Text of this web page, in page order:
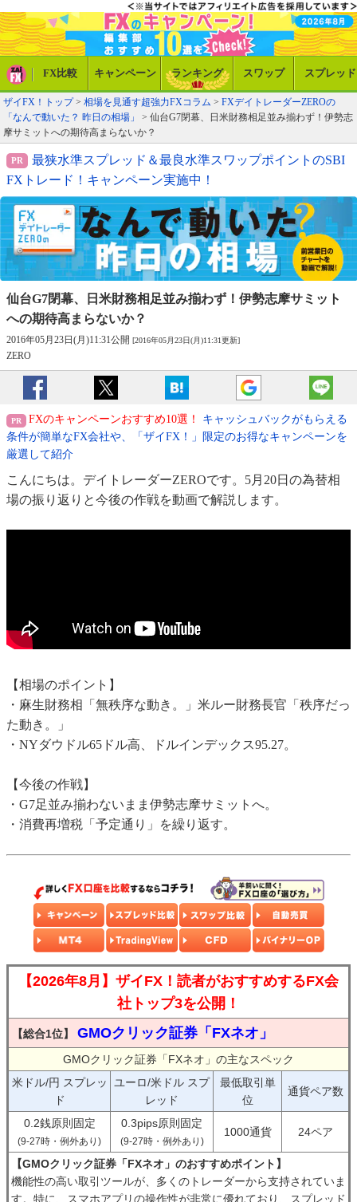
FX比較 キャンペーン ランキング スワップ スプレッド
ザイFX！トップ> 相場を見通す超強力FXコラム > FXデイトレーダーZEROの
「なんで動いた？ 昨日の相場」
> 仙台G7閉幕、日米財務相足並み揃わず！伊勢志
摩サミットへの期待高まらないか？
最狭水準スプレッド＆最良水準スワップポイントのSBI
FXトレード！キャンペーン実施中！
仙台G7閉幕、日米財務相足並み揃わず！ 伊勢志摩サミット
への期待高まらないか？
2016年05月23日(月)11:31公開 [2016年05月23日(月)11:31更新]
ZERO
FXのキャンペーンおすすめ10選！
キャッシュバックがもらえる
条件が簡単なFX会社や、「ザイFX！」限定のお得なキャンペーンを
厳選して紹介
こんにちは。デイトレーダーZEROです。5月20日の為替相
場の振り返りと今後の作戦を動画で解説します。
【相場のポイント】
・麻生財務相「無秩序な動き。」米ルー財務長官「秩序だっ
た動き。」
・NYダウドル65ドル高、ドルインデックス95.27。
【今後の作戦】
・G7足並み揃わないまま伊勢志摩サミットへ。
・消費再増税「予定通り」を繰り返す。
【2026年8月】ザイFX！読者がおすすめするFX会
社トップ3を公開！
【総合1位】 GMOクリック証券「FXネオ」
GMOクリック証券「FXネオ」の主なスペック
米ドル/円 スプレッ
ド
ユーロ/米ドル スプ
レッド
最低取引単
位
通貨ペア数
0.2銭原則固定
(9-27時・例外あり)
0.3pips原則固定
(9-27時・例外あり)
1000通貨 24ペア
【GMOクリック証券「FXネオ」のおすすめポイント】
機能性の高い取引ツールが、多くのトレーダーから支持されていま
す。特に、スマホアプリの操作性が非常に優れており、スプレッド